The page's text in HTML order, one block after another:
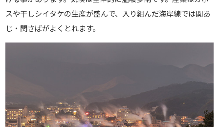
スや干しシイタケの生産が盛んで、入り組んだ海岸線では関あ
じ・関さばがよくとれます。